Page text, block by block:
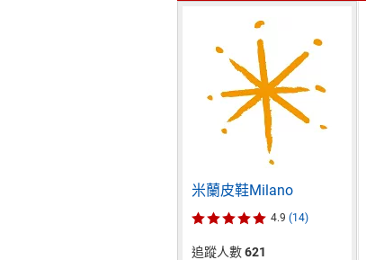
米蘭皮鞋Milano
4.9 (14)
追蹤人數621